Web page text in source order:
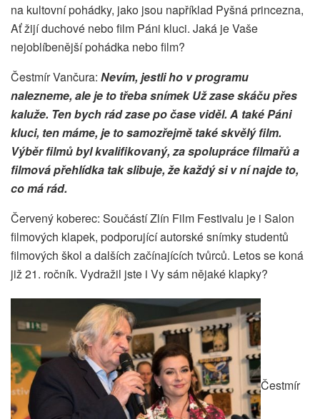
na kultovní pohádky, jako jsou například Pyšná princezna,
Ať žijí duchové nebo film Páni kluci. Jaká je Vaše
nejoblíbenější pohádka nebo film?
Čestmír Vančura: Nevím, jestli ho v programu
nalezneme, ale je to třeba snímek Už zase skáču přes
kaluže. Ten bych rád zase po čase viděl. A také Páni
kluci, ten máme, je to samozřejmě také skvělý film.
Výběr filmů byl kvalifikovaný, za spolupráce filmařů a
filmová přehlídka tak slibuje, že každý si v ní najde to,
co má rád.
Červený koberec: Součástí Zlín Film Festivalu je i Salon
filmových klapek, podporující autorské snímky studentů
filmových škol a dalších začínajících tvůrců. Letos se koná
již 21. ročník. Vydražil jste i Vy sám nějaké klapky?
Čestmír